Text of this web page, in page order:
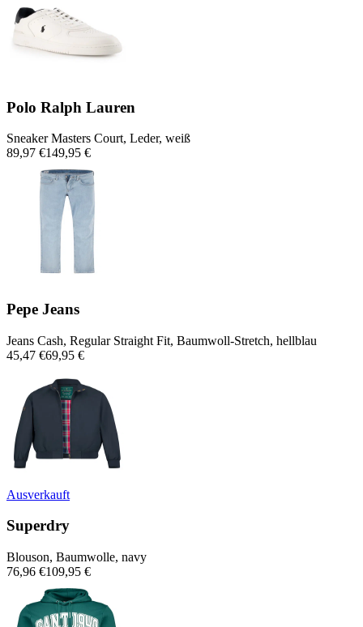
Polo Ralph Lauren
Sneaker Masters Court, Leder, weiß
89,97 €149,95 €
Pepe Jeans
Jeans Cash, Regular Straight Fit, Baumwoll-Stretch, hellblau
45,47 €69,95 €
Ausverkauft
Superdry
Blouson, Baumwolle, navy
76,96 €109,95 €